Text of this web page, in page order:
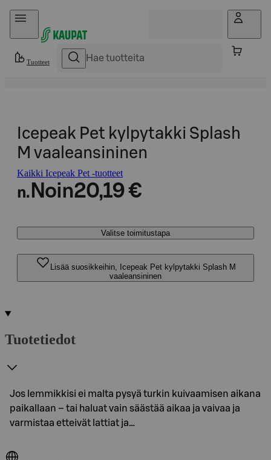
Hyppää sisältöön
Tuotteet
Icepeak Pet kylpytakki Splash
M vaaleansininen
Kaikki Icepeak Pet -tuotteet
n. Noin20,19 €
Valitse toimitustapa
Lisää suosikkeihin, Icepeak Pet kylpytakki Splash M
vaaleansininen
Tuotetiedot
Jos lemmikkisi ei malta pysyä turkin kuivaamisen aikana
paikallaan – tai haluat vain säästää aikaa ja vaivaa ja
varmistaa etteivät lattiat ja…